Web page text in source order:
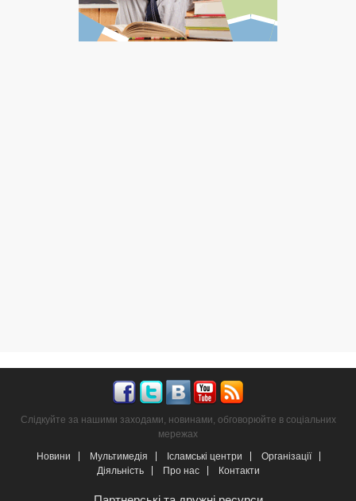
Слідкуйте за нашими заходами, новинами, обговорюйте в соціальних
мережах
Новини
Мультимедія Ісламські центри
Організації
Діяльність
Про нас Контакти